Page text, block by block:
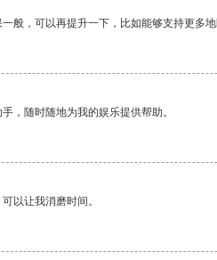
般，可以再提升一下，比如能够支持更多地
，随时随地为我的娱乐提供帮助。
以让我消磨时间。